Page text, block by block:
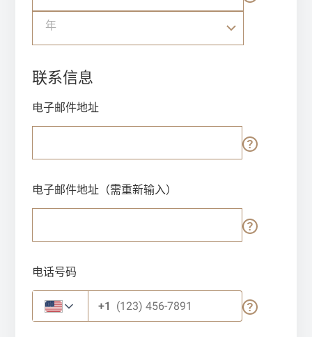
年
联系信息
电子邮件地址
电子邮件地址（需重新输入）
电话号码
+1